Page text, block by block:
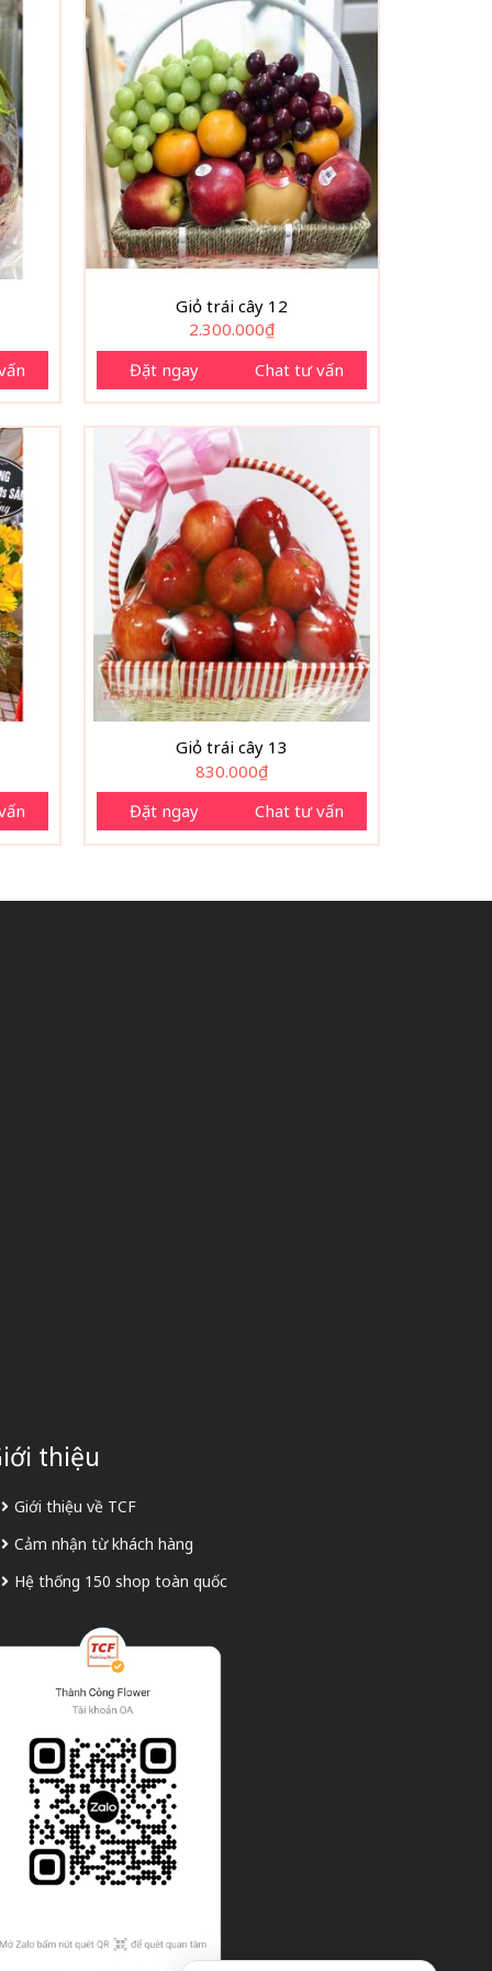
Giỏ trái cây 12
2.300.000₫
Đặt ngay
Chat tư vấn
Giỏ trái cây 13
830.000₫
Đặt ngay
Chat tư vấn
thiệu
Giới thiệu về TCF
Cảm nhận từ khách hàng
Hệ thống 150 shop toàn quốc